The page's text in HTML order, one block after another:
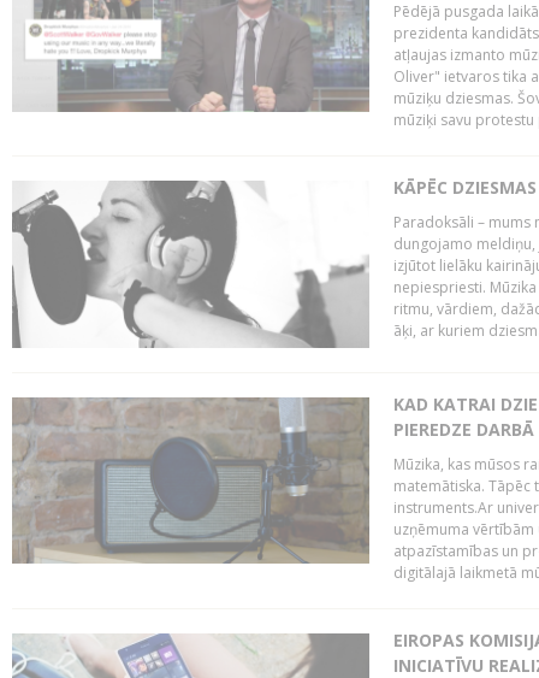
Pēdējā pusgada
prezidenta
atļaujas izmanto
Oliver" ietvaros tika
mūziķu dziesmas.
mūziķi savu
KĀPĒC
Paradoksāli – mums
dungojamo
izjūtot lielāku
nepiespriesti.
ritmu, vārdiem,
āķi, ar kuriem
KAD KATRAI
PIEREDZE
Mūzika, kas mūsos
matemātiska. Tāpēc
instruments.Ar
uzņēmuma
atpazīstamības un
digitālajā laikmetā
EIROPAS
INICIATĪVU